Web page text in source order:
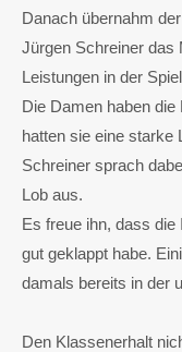
Danach übernahm
Jürgen Schreiner das
Leistungen in der
Die Damen haben die
hatten sie eine starke
Schreiner sprach
Lob aus.
Es freue ihn, dass die
gut geklappt habe.
damals bereits in der
Den Klassenerhalt